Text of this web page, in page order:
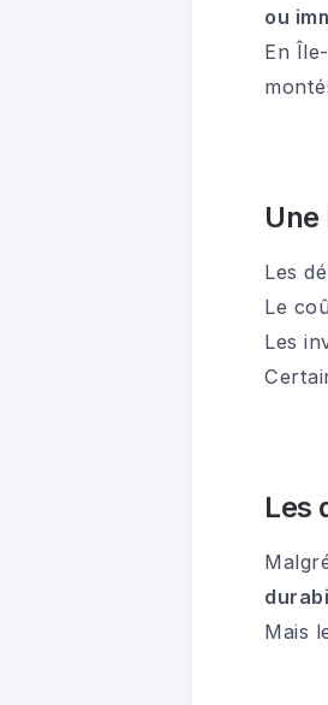
ou
En
Les
Le
Les
Les
Mais